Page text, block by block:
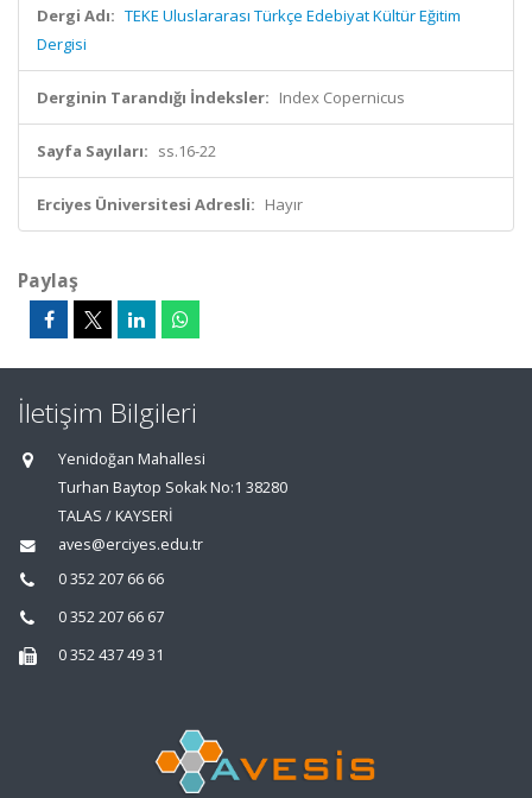
Dergi Adı: TEKE Uluslararası Türkçe Edebiyat Kültür Eğitim
Dergisi
Derginin Tarandığı İndeksler: Index Copernicus
Sayfa Sayıları: ss.16-22
Erciyes Üniversitesi Adresli: Hayır
Paylaş
İletişim Bilgileri
Yenidoğan Mahallesi
Turhan Baytop Sokak No:1 38280
TALAS / KAYSERİ
aves@erciyes.edu.tr
0 352 207 66 66
0 352 207 66 67
0 352 437 49 31